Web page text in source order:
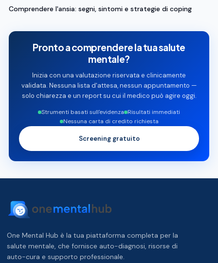
Comprendere l'ansia: segni, sintomi e strategie di coping
Pronto a comprendere la tua salute
mentale?
Inizia con una valutazione riservata e clinicamente
validata. Nessuna lista d'attesa, nessun appuntamento —
solo chiarezza e un report su cui il medico può agire oggi.
Strumenti basati sull'evidenza Risultati immediati
Nessuna carta di credito richiesta
Screening gratuito
One Mental Hub è la tua piattaforma completa per la
salute mentale, che fornisce auto-diagnosi, risorse di
auto-cura e supporto professionale.